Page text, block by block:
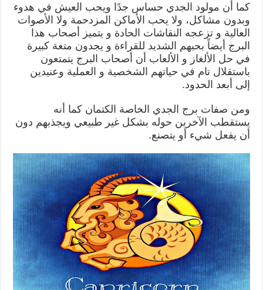
كما أن مولود الجدي حساس جدًا ويحب العيش في هدوء
وبدون مشاكل، ولا يحب الأماكن المزدحمة ولا الأصوات
العالية و تزعجه النقاشات الحادة و يتميز أصحاب هذا
البرج أيضاً بحبهم الشديد للقراءة و يجدون متعة كبيرة
في حل الألغاز و الألعاب أن أصحاب البرج يتمتعون
باستقلال تام في حياتهم الشخصية و العملية وعنيدين
إلى أبعد الحدود.
ومن صفات برج الجدي الخاصة الكتمان كما أنه
يستقطب الآخرين حوله بشكل غير طبيعي ويجذبهم دون
أن يفعل شيء أو يتصنع.